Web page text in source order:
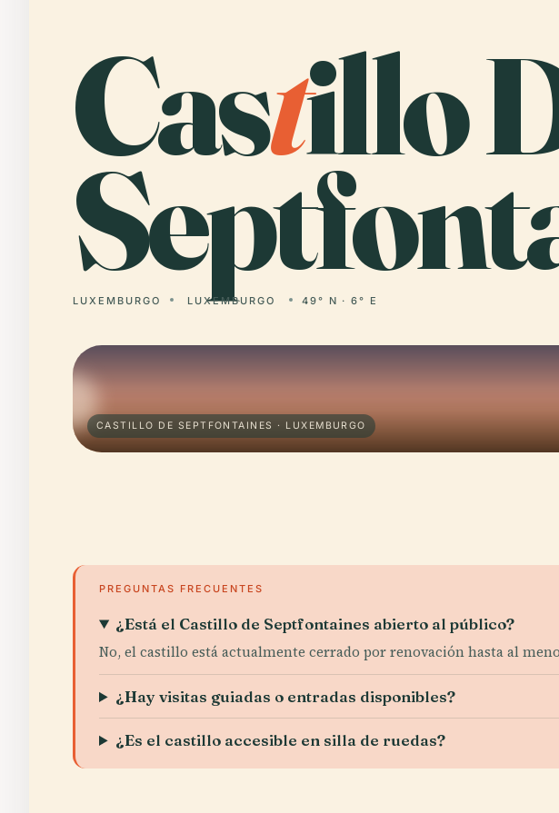
Castillo
LUXEMBURGO LUXEMBURGO 49° N · 6° E
CASTILLO DE SEPTFONTAINES · LUXEMBURGO
PREGUNTAS FRECUENTES
¿Está el Castillo de Septfontaines abierto al público?
No, el castillo está actualmente cerrado por renovación hasta al
¿Hay visitas guiadas o entradas disponibles?
¿Es el castillo accesible en silla de ruedas?